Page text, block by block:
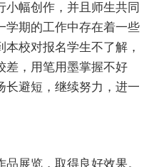
幅创作，并且师生共同
学期的工作中存在着一些
校对报名学生不了解，
差，用笔用墨掌握不好
长避短，继续努力，进一
展览，取得良好效果。